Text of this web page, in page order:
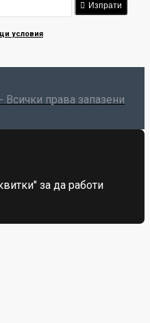
Изпрати
условия
Всички права запазени
за да работи